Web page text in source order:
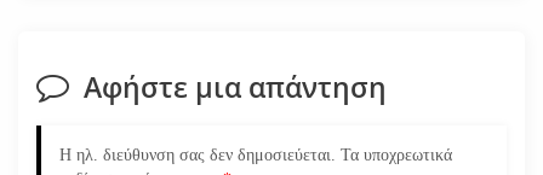
ά
Αφήστε μια απάντηση
Η ηλ. διεύθυνση σας δεν δημοσιεύεται. Τα υποχρεωτικά